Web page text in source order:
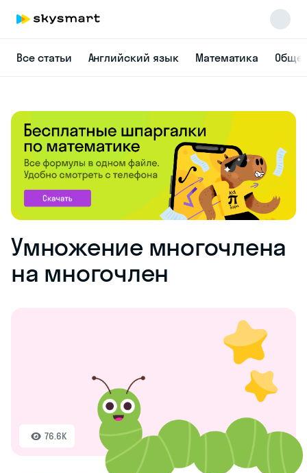
Все статьи Английский язык Математика
Умножение многочлена
на многочлен
76.6K
Skysmart Chat
online